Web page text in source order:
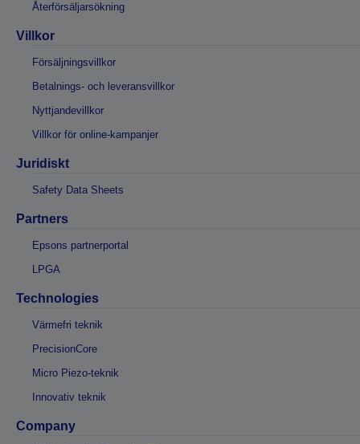
Återförsäljarsökning
Villkor
Försäljningsvillkor
Betalnings- och leveransvillkor
Nyttjandevillkor
Villkor för online-kampanjer
Juridiskt
Safety Data Sheets
Partners
Epsons partnerportal
LPGA
Technologies
Värmefri teknik
PrecisionCore
Micro Piezo-teknik
Innovativ teknik
Company